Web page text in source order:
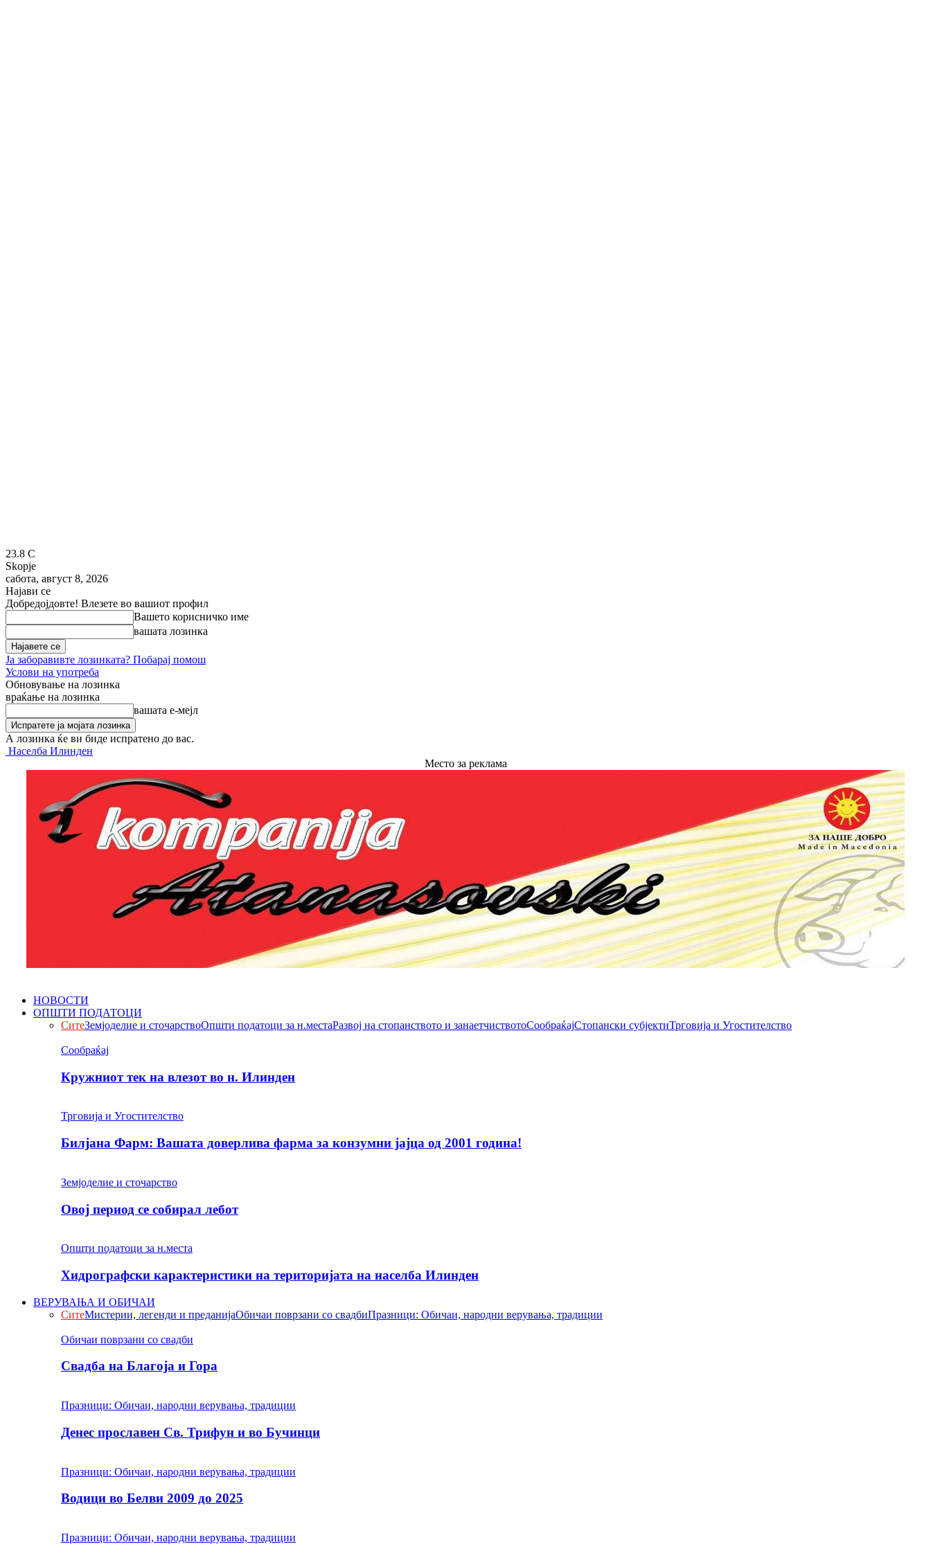
23.8 C
Skopje
сабота, август 8, 2026
Најави се
Добредојдовте! Влезете во вашиот профил
Вашето корисничко име
вашата лозинка
Ја заборавивте лозинката? Побарај помош
Услови на употреба
Обновување на лозинка
враќање на лозинка
вашата е-мејл
А лозинка ќе ви биде испратено до вас.
Населба Илинден
Место за реклама
НОВОСТИ
ОПШТИ ПОДАТОЦИ
СитеЗемјоделие и сточарствоОпшти податоци за н.местаРазвој на стопанството и занаетчиствотоСообраќајСтопански субјектиТрговија и Угостителство
Сообраќај
Кружниот тек на влезот во н. Илинден
Трговија и Угостителство
Билјана Фарм: Вашата доверлива фарма за конзумни јајца од 2001 година!
Земјоделие и сточарство
Овој период се собирал лебот
Општи податоци за н.места
Хидрографски карактеристики на територијата на населба Илинден
ВЕРУВАЊА И ОБИЧАИ
СитеМистерии, легенди и преданијаОбичаи поврзани со свадбиПразници: Обичаи, народни верувања, традиции
Обичаи поврзани со свадби
Свадба на Благоја и Гора
Празници: Обичаи, народни верувања, традиции
Денес прославен Св. Трифун и во Бучинци
Празници: Обичаи, народни верувања, традиции
Водици во Белви 2009 до 2025
Празници: Обичаи, народни верувања, традиции